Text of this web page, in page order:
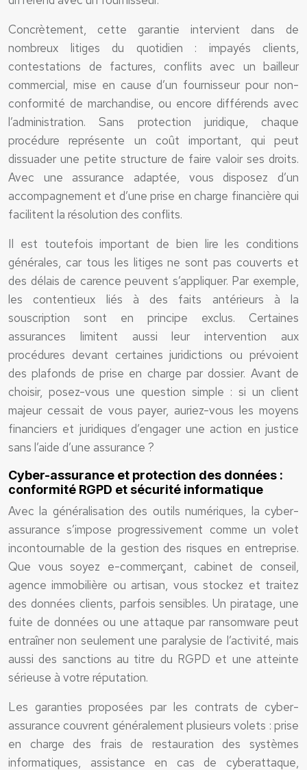
Concrètement, cette garantie intervient dans de
nombreux litiges du quotidien : impayés clients,
contestations de factures, conflits avec un bailleur
commercial, mise en cause d’un fournisseur pour non-
conformité de marchandise, ou encore différends avec
l’administration. Sans protection juridique, chaque
procédure représente un coût important, qui peut
dissuader une petite structure de faire valoir ses droits.
Avec une assurance adaptée, vous disposez d’un
accompagnement et d’une prise en charge financière qui
facilitent la résolution des conflits.
Il est toutefois important de bien lire les conditions
générales, car tous les litiges ne sont pas couverts et
des délais de carence peuvent s’appliquer. Par exemple,
les contentieux liés à des faits antérieurs à la
souscription sont en principe exclus. Certaines
assurances limitent aussi leur intervention aux
procédures devant certaines juridictions ou prévoient
des plafonds de prise en charge par dossier. Avant de
choisir, posez-vous une question simple : si un client
majeur cessait de vous payer, auriez-vous les moyens
financiers et juridiques d’engager une action en justice
sans l’aide d’une assurance ?
Cyber-assurance et protection des données :
conformité RGPD et sécurité informatique
Avec la généralisation des outils numériques, la cyber-
assurance s’impose progressivement comme un volet
incontournable de la gestion des risques en entreprise.
Que vous soyez e-commerçant, cabinet de conseil,
agence immobilière ou artisan, vous stockez et traitez
des données clients, parfois sensibles. Un piratage, une
fuite de données ou une attaque par ransomware peut
entraîner non seulement une paralysie de l’activité, mais
aussi des sanctions au titre du RGPD et une atteinte
sérieuse à votre réputation.
Les garanties proposées par les contrats de cyber-
assurance couvrent généralement plusieurs volets : prise
en charge des frais de restauration des systèmes
informatiques, assistance en cas de cyberattaque,